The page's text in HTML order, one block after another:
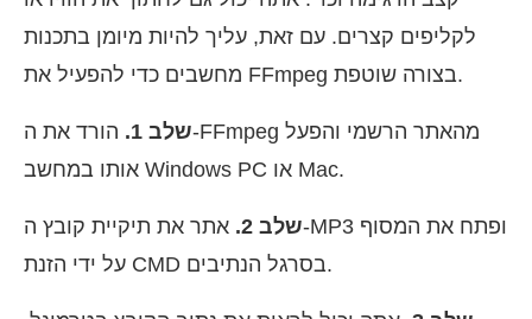
לקליפים קצרים. עם זאת, עליך להיות מיומן בתכנות
מחשבים כדי להפעיל את FFmpeg בצורה שוטפת.
שלב 1.
הורד את ה-FFmpeg מהאתר הרשמי והפעל
אותו במחשב Windows PC או Mac.
שלב 2.
אתר את תיקיית קובץ ה-MP3 ופתח את המסוף
על ידי הזנת CMD בסרגל הנתיבים.